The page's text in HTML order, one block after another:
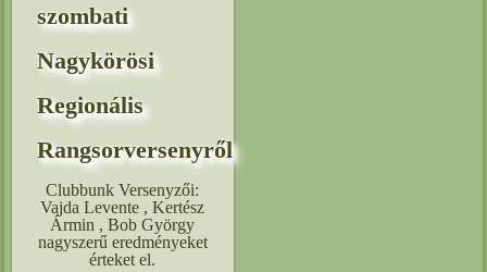
szombati
Nagykörösi
Regionális
Rangsorversenyről
Clubbunk Versenyzői:
Vajda Levente , Kertész
Ármin , Bob György
nagyszerű eredményeket
érteket el.